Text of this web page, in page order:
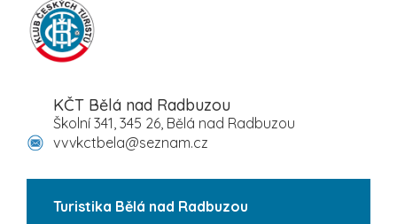
KČT Bělá nad Radbuzou
Školní 341, 345 26, Bělá nad Radbuzou
vvvkctbela@seznam.cz
Turistika Bělá nad Radbuzou